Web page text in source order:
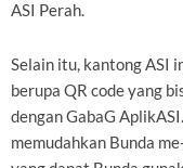
ASI Perah.
Selain itu, kantong ASI
berupa QR code yang
dengan GabaG
memudahkan Bunda